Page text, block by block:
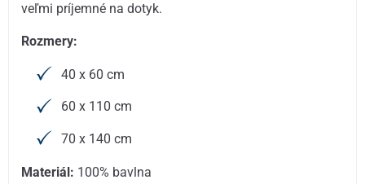
veľmi príjemné na dotyk.
Rozmery:
40 x 60 cm
60 x 110 cm
70 x 140 cm
Materiál: 100% bavlna